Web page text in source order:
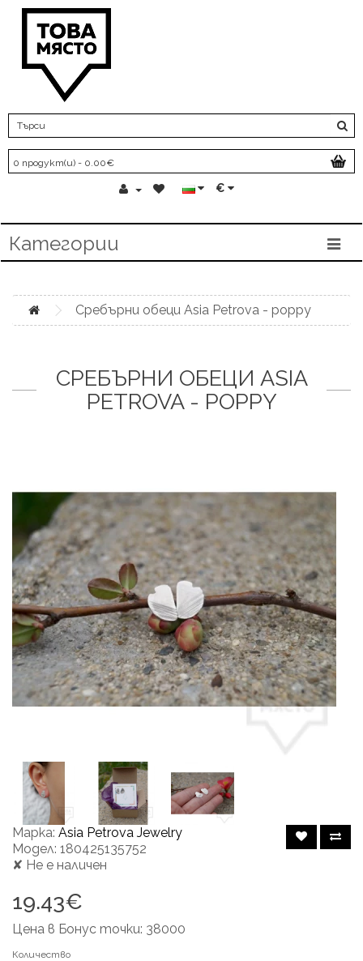
0 продукт(и) - 0.00€
€
Категории
Сребърни обеци Asia Petrova - poppy
СРЕБЪРНИ ОБЕЦИ ASIA
PETROVA - POPPY
Марка: Asia Petrova Jewelry
Модел: 180425135752
✘ Не е наличен
19.43€
Цена в Бонус точки: 38000
Количество